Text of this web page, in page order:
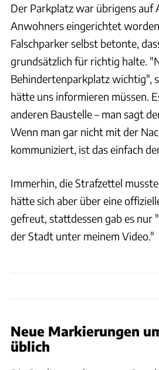
Der Parkplatz war übrigens auf
Anwohners eingerichtet
Falschparker selbst betonte,
grundsätzlich für richtig halte.
Behindertenparkplatz wichtig",
hätte uns informieren müssen.
anderen Baustelle – man sagt
Wenn man gar nicht mit der
kommuniziert, ist das einfach
Immerhin, die Strafzettel
hätte sich aber über eine
gefreut, stattdessen gab es nur
der Stadt unter meinem Video."
Neue Markierungen
üblich